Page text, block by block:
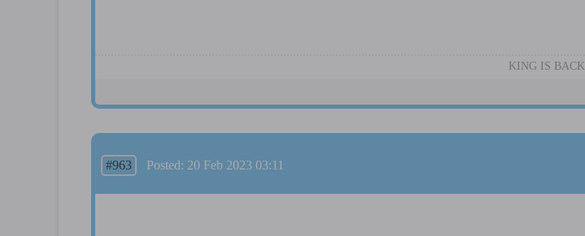
KING IS BACK
#963 Posted: 20 Feb 2023 03:11